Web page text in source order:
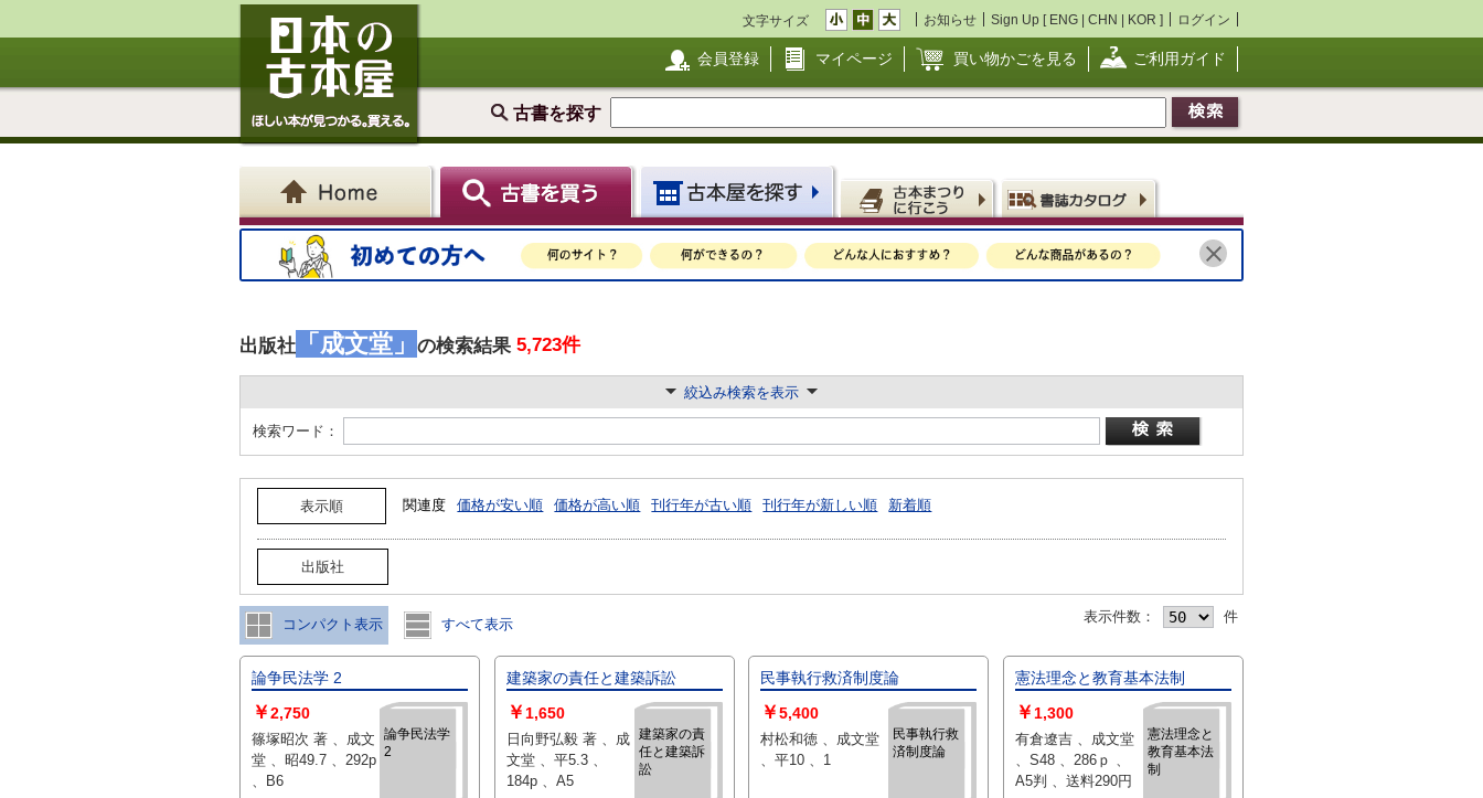
文字サイズ お知らせ Sign Up [ ENG | CHN | KOR ] ログイン
会員登録 マイページ 買い物かごを見る ご利用ガイド
古書を探す
出版社 「成文堂」 の検索結果 5,723件
絞込み検索を表示
検索ワード：
表示順 関連度 価格が安い順 価格が高い順 刊行年が古い順 刊行年が新しい順 新着順
出版社
コンパクト表示 すべて表示 表示件数： 件
論争民法学 2
論争民法学
2
￥2,750
篠塚昭次 著 、成文
堂 、昭49.7 、292p
、B6
建築家の責任と建築訴訟
建築家の責
任と建築訴
訟
￥ 1,650
日向野弘毅 著 、成
文堂 、平5.3 、
184p 、A5
民事執行救済制度論
民事執行救
済制度論
￥5,400
村松和徳 、成文堂
、平10 、1
憲法理念と教育基本法制
憲法理念と
教育基本法
制
￥ 1,300
有倉遼吉 、成文堂
、S48 、286ｐ 、
A5判 、送料290円